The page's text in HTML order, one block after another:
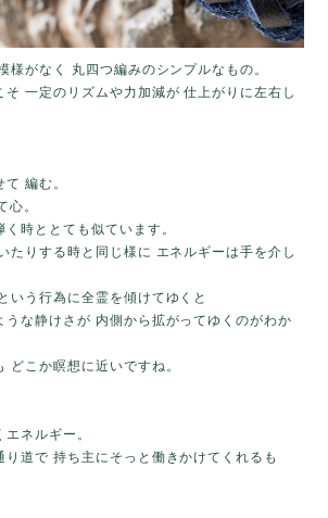
様がなく 丸四つ編みのシンプルなもの。
そ 一定のリズムや力加減が 仕上がりに左右し
編む。
心。
時ととても似ています。
たりする時と同じ様に エネルギーは手を介し
いう行為に全霊を傾けてゆくと
うな静けさが 内側から拡がってゆくのがわか
どこか瞑想に近いですね。
ネルギー。
り道で 持ち主にそっと働きかけてくれるも